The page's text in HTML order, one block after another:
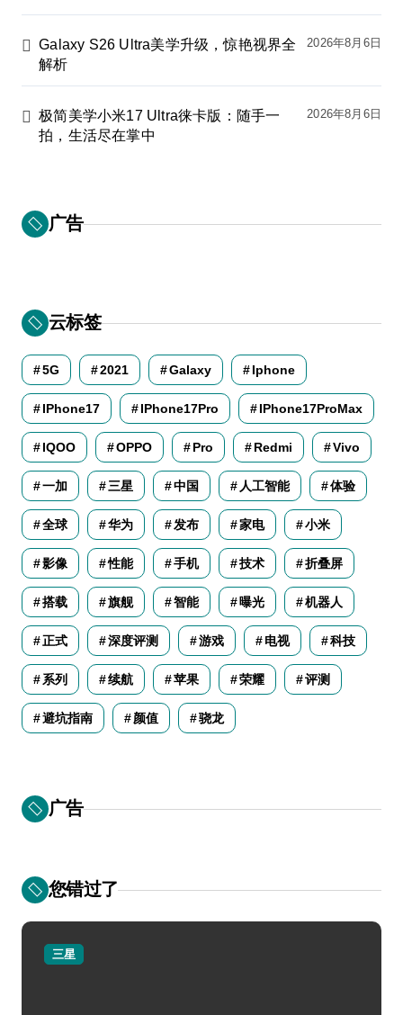
Galaxy S26 Ultra美学升级，惊艳视界全
解析
2026年8月6日
极简美学小米17 Ultra徕卡版：随手一
拍，生活尽在掌中
2026年8月6日
广告
云标签
5G 2021 Galaxy Iphone
IPhone17 IPhone17Pro IPhone17ProMax
IQOO OPPO Pro Redmi Vivo
一加 三星 中国 人工智能 体验
全球 华为 发布 家电 小米
影像 性能 手机 技术 折叠屏
搭载 旗舰 智能 曝光 机器人
正式 深度评测 游戏 电视 科技
系列 续航 苹果 荣耀 评测
避坑指南 颜值 骁龙
广告
您错过了
三星